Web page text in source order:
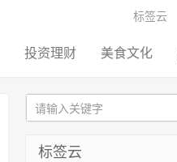
标签云
投资理财 美食文化
标签云